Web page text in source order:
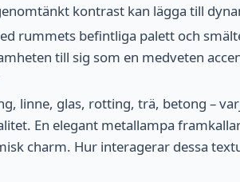
kontrast kan lägga till
rummets befintliga palett och
till sig som en medveten
linne, glas, rotting, trä, betong –
En elegant metallampa
charm. Hur interagerar dessa